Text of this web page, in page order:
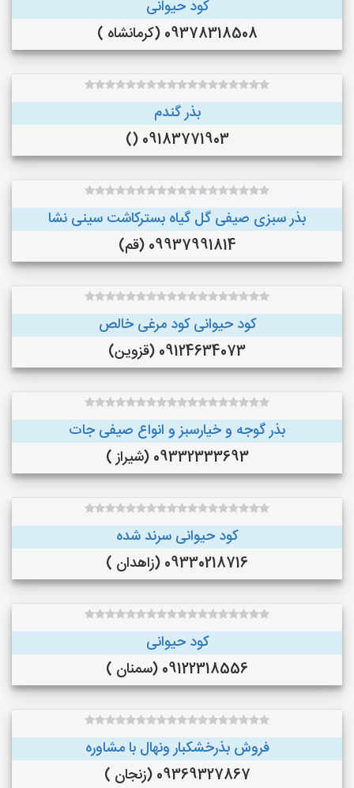
کود حیوانی
09378318508 (کرمانشاه )
بذر گندم
09183771903 ()
بذر سبزی صیفی گل گیاه بسترکاشت سینی نشا
09937991814 (قم)
کود حیوانی کود مرغی خالص
09124634073 (قزوین)
بذر گوجه و خیارسبز و انواع صیفی جات
09332333693 (شیراز )
کود حیوانی سرند شده
09330218716 (زاهدان )
کود حیوانی
09122318556 (سمنان )
فروش بذرخشکبار ونهال با مشاوره
09369327867 (زنجان )